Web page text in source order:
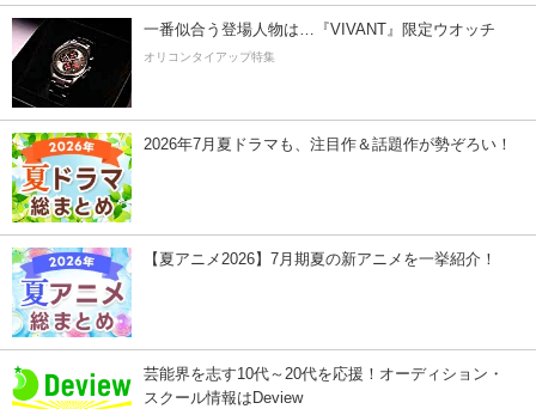
一番似合う登場人物は…『VIVANT』限定ウオッチ
オリコンタイアップ特集
2026年7月夏ドラマも、注目作＆話題作が勢ぞろい！
【夏アニメ2026】7月期夏の新アニメを一挙紹介！
芸能界を志す10代～20代を応援！オーディション・
スクール情報はDeview